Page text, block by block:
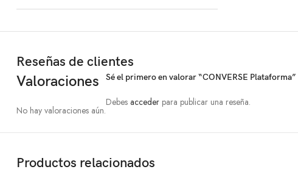
Reseñas de clientes
Valoraciones
No hay valoraciones aún.
Sé el primero en valorar “CONVERSE Plataforma”
Debes acceder para publicar una reseña.
Productos relacionados